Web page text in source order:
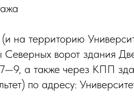
на территорию
ворот здания
7—9, а также через КПП
по адресу: